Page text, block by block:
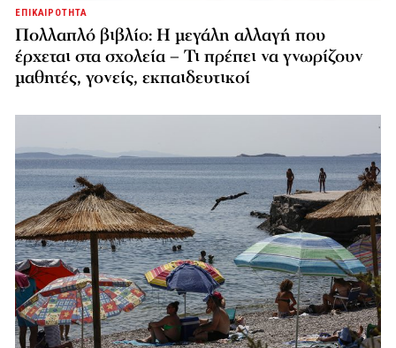
ΕΠΙΚΑΙΡΟΤΗΤΑ
Πολλαπλό βιβλίο: Η μεγάλη αλλαγή που
έρχεται στα σχολεία – Τι πρέπει να γνωρίζουν
μαθητές, γονείς, εκπαιδευτικοί